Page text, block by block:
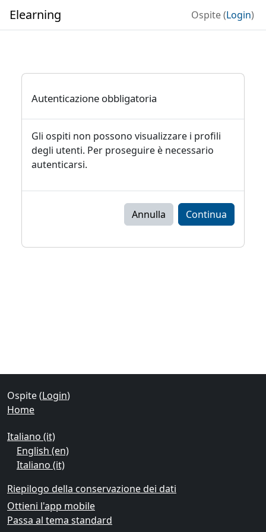
Elearning Ospite (Login)
Autenticazione obbligatoria
Gli ospiti non possono visualizzare i profili
degli utenti. Per proseguire è necessario
autenticarsi.
Annulla Continua
Ospite (Login)
Home
Italiano ‎(it)‎
English ‎(en)‎
Italiano ‎(it)‎
Riepilogo della conservazione dei dati
Ottieni l'app mobile
Passa al tema standard